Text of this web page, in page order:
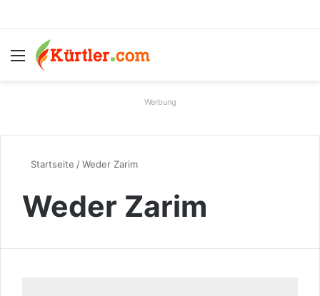
Menü
Werbung
Startseite /Weder Zarim
Weder Zarim